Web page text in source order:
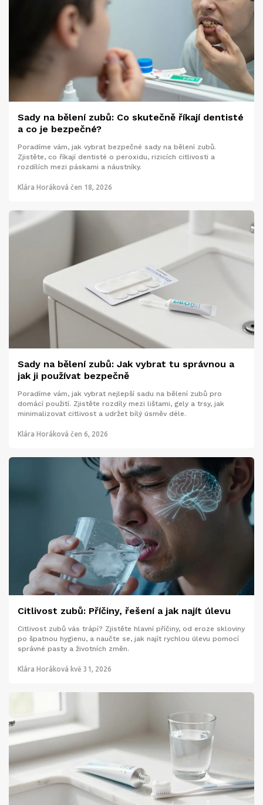
Sady na bělení zubů: Co skutečně říkají dentisté
a co je bezpečné?
Poradíme vám, jak vybrat bezpečné sady na bělení zubů.
Zjistěte, co říkají dentisté o peroxidu, rizicích citlivosti a
rozdílích mezi páskami a náustníky.
Klára Horáková čen 18, 2026
Sady na bělení zubů: Jak vybrat tu správnou a
jak ji používat bezpečně
Poradíme vám, jak vybrat nejlepší sadu na bělení zubů pro
domácí použití. Zjistěte rozdíly mezi lištami, gely a trsy, jak
minimalizovat citlivost a udržet bílý úsměv déle.
Klára Horáková čen 6, 2026
Citlivost zubů: Příčiny, řešení a jak najít úlevu
Citlivost zubů vás trápí? Zjistěte hlavní příčiny, od eroze skloviny
po špatnou hygienu, a naučte se, jak najít rychlou úlevu pomocí
správné pasty a životních změn.
Klára Horáková kvě 31, 2026